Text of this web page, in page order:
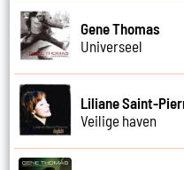
Gene Thomas
Universeel
Liliane Saint-
Veilige haven